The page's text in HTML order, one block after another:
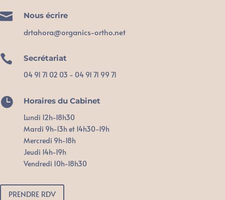
 Nous écrire
drtahora@organics-ortho.net

Secrétariat
04 91 71 02 03 - 04 91 71 99 71

Horaires du Cabinet
Lundi 12h-18h30
Mardi 9h-13h et 14h30-19h
Mercredi 9h-18h
Jeudi 14h-19h
Vendredi 10h-18h30
PRENDRE RDV